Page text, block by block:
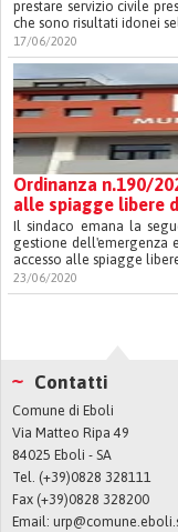
prestare servizio civile
che sono risultati idonei
17/06/2020
Ordinanza n.190/
alle spiagge libere
Il sindaco emana la
gestione dell'emergenza
accesso alle spiagge
23/06/2020
Contatti
Comune di Eboli
Via Matteo Ripa 49
84025 Eboli - SA
Tel. (+39)0828 328111
Fax (+39)0828 328200
Email: